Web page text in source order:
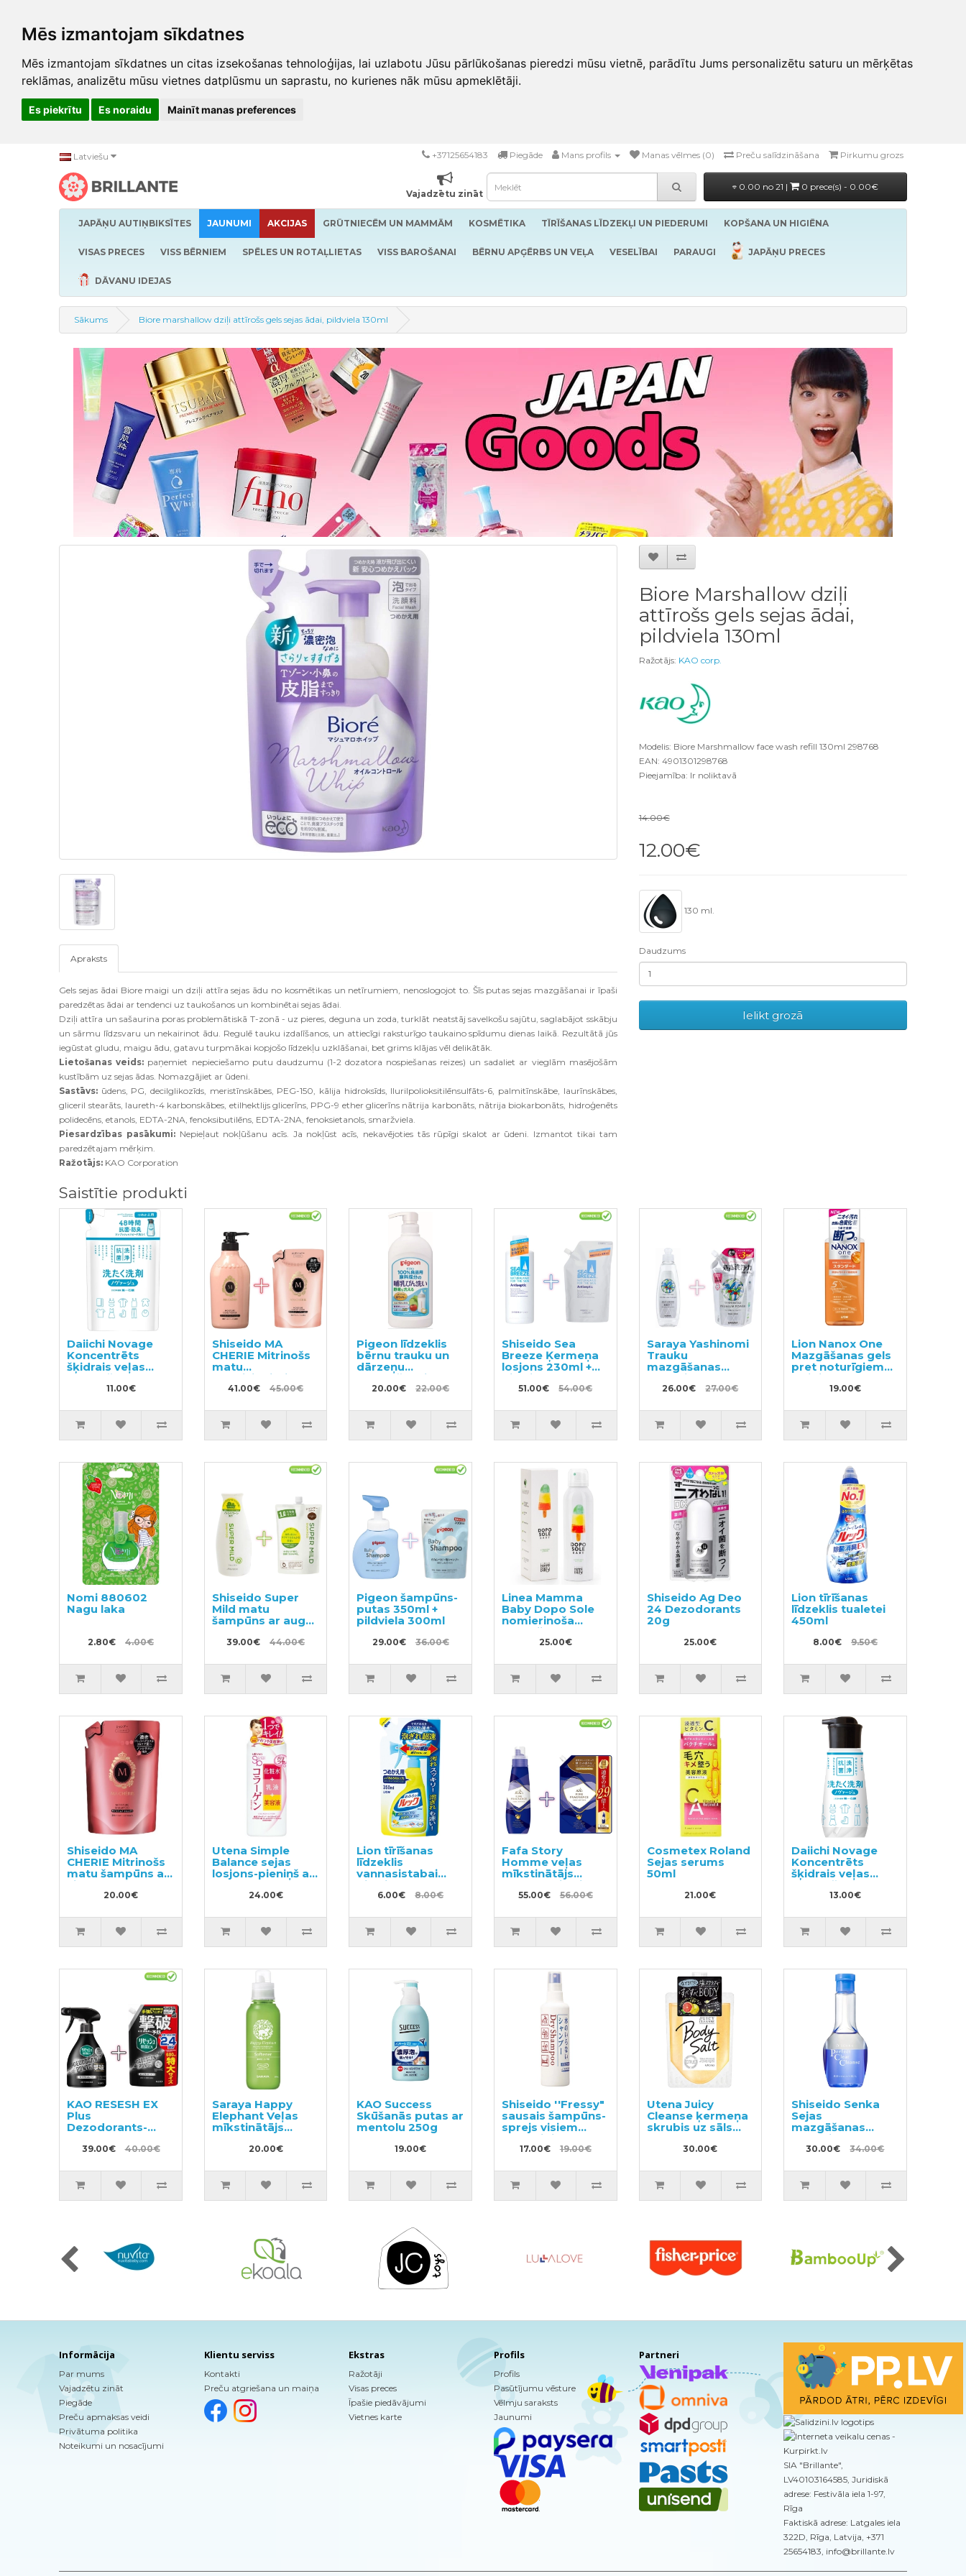
Mēs izmantojam sīkdatnes
Mēs izmantojam sīkdatnes un citas izsekošanas tehnoloģijas, lai uzlabotu Jūsu pārlūkošanas pieredzi mūsu vietnē, parādītu Jums personalizētu saturu un mērķētas
reklāmas, analizētu mūsu vietnes datplūsmu un saprastu, no kurienes nāk mūsu apmeklētāji.
Es piekrītu Es noraidu Mainīt manas preferences
Latviešu +37125654183 Piegāde Mans profils Manas vēlmes (0) Preču salīdzināšana Pirkumu grozs
Vajadzētu zināt
0.00 no 21 | 0 prece(s) - 0.00€
JAPĀŅU AUTIŅBIKSĪTES JAUNUMI AKCIJAS GRŪTNIECĒM UN MAMMĀM KOSMĒTIKA TĪRĪŠANAS LĪDZEKĻI UN PIEDERUMI KOPŠANA UN HIGIĒNA
VISAS PRECES VISS BĒRNIEM SPĒLES UN ROTAĻLIETAS VISS BAROŠANAI BĒRNU APĢĒRBS UN VEĻA VESELĪBAI PARAUGI JAPĀŅU PRECES
DĀVANU IDEJAS
Sākums Biore marshallow dziļi attīrošs gels sejas ādai, pildviela 130ml
Apraksts
Gels sejas ādai Biore maigi un dziļi attīra sejas ādu no kosmētikas un netīrumiem, nenoslogojot to. Šīs putas sejas mazgāšanai ir īpaši
paredzētas ādai ar tendenci uz taukošanos un kombinētai sejas ādai.
Dziļi attīra un sašaurina poras problemātiskā T-zonā - uz pieres, deguna un zoda, turklāt neatstāj savelkošu sajūtu, saglabājot sskābju
un sārmu līdzsvaru un nekairinot ādu. Regulē tauku izdalīšanos, un attiecīgi raksturīgo taukaino spīdumu dienas laikā. Rezultātā jūs
iegūstat gludu, maigu ādu, gatavu turpmākai kopjošo līdzekļu uzklāšanai, bet grims klājas vēl delikātāk.
Lietošanas veids: paņemiet nepieciešamo putu daudzumu (1-2 dozatora nospiešanas reizes) un sadaliet ar vieglām masējošām
kustībām uz sejas ādas. Nomazgājiet ar ūdeni.
Sastāvs: ūdens, PG, decilglikozīds, meristīnskābes, PEG-150, kālija hidroksīds, llurilpolioksitilēnsulfāts-6, palmitīnskābe, laurīnskābes,
gliceril stearāts, laureth-4 karbonskābes, etilhektlijs glicerīns, PPG-9 ether glicerīns nātrija karbonāts, nātrija biokarbonāts, hidroģenēts
polidecēns, etanols, EDTA-2NA, fenoksibutilēns, EDTA-2NA, fenoksietanols, smaržviela.
Piesardzības pasākumi:Nepieļaut nokļūšanu acīs. Ja nokļūst acīs, nekavējoties tās rūpīgi skalot ar ūdeni. Izmantot tikai tam
paredzētajam mērķim.
Ražotājs: KAO Corporation
Biore Marshallow dziļi
attīrošs gels sejas ādai,
pildviela 130ml
Ražotājs: KAO corp.
Modelis: Biore Marshmallow face wash refill 130ml 298768
EAN: 4901301298768
Pieejamība: Ir noliktavā
14.00€
12.00€
130 ml.
Daudzums
Ielikt grozā
Saistītie produkti
Daiichi Novage
Koncentrēts
šķidrais veļas
mazgāšanas
līdzeklis pildviela
11.00€
Shiseido MA
CHERIE Mitrinošs
matu
kondicionieris
450ml + pildviela
41.00€ 45.00€
Pigeon līdzeklis
bērnu trauku un
dārzeņu
mazgāšanai ar
dozatoru 800ml
20.00€ 22.00€
Shiseido Sea
Breeze Ķermeņa
losjons 230ml +
pildviela 700ml
51.00€ 54.00€
Saraya Yashinomi
Trauku
mazgāšanas
līdzeklis 200ml +
pildviela 540ml
26.00€ 27.00€
Lion Nanox One
Mazgāšanas gels
pret noturīgiem
traipiem 640g
19.00€
Nomi 880602
Nagu laka
2.80€ 4.00€
Shiseido Super
Mild matu
šampūns ar augu
pildviela 1000ml
39.00€ 44.00€
Pigeon šampūns-
putas 350ml +
pildviela 300ml
29.00€ 36.00€
Linea Mamma
Baby Dopo Sole
nomierinoša
emulsija ar
papildus
odiem 150ml
25.00€
Shiseido Ag Deo
24 Dezodorants
20g
25.00€
Lion tīrīšanas
līdzeklis tualetei
450ml
8.00€ 9.50€
Shiseido MA
CHERIE Mitrinošs
matu šampūns ar
ziedu-augļu
aromātu, pildviela
20.00€
Utena Simple
Balance sejas
losjons-pieniņš ar
kolagēnu 220ml
24.00€
Lion tīrīšanas
līdzeklis
vannasistabai
pildviela 350ml
6.00€ 8.00€
Fafa Story
Homme veļas
mīkstinātājs
600ml + pildviela
1440ml
55.00€ 56.00€
Cosmetex Roland
Sejas serums
50ml
21.00€
Daiichi Novage
Koncentrēts
šķidrais veļas
mazgāšanas
līdzeklis 300ml
13.00€
KAO RESESH EX
Plus
Dezodorants-
neitralizētājs
apģērbam 360ml
+ pildviela 680ml
39.00€ 40.00€
Saraya Happy
Elephant Veļas
mīkstinātājs
20.00€
KAO Success
Skūšanās putas ar
mentolu 250g
19.00€
Shiseido ''Fressy"
sausais šampūns-
sprejs visiem
matu tipiem
150ml
17.00€ 19.00€
Utena Juicy
Cleanse ķermeņa
skrubis uz sāls
greipfrūta
30.00€
Shiseido Senka
Sejas
mazgāšanas
līdzeklis 170ml
30.00€ 34.00€
Informācija
Par mums
Vajadzētu zināt
Piegāde
Preču apmaksas veidi
Privātuma politika
Noteikumi un nosacījumi
Klientu serviss
Kontakti
Preču atgriešana un maiņa
Ekstras
Ražotāji
Visas preces
Īpašie piedāvājumi
Vietnes karte
Profils
Profils
Pasūtījumu vēsture
Vēlmju saraksts
Jaunumi
Partneri
SIA "Brillante",
LV40103164585, Juridiskā
adrese: Festivāla iela 1-97,
Rīga
Faktiskā adrese: Latgales iela
322D, Rīga, Latvija, +371
25654183, info@brillante.lv